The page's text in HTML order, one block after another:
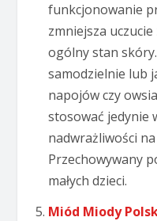
funkcjonowanie
zmniejsza
ogólny stan
samodzielnie lub
napojów czy
stosować jedynie
nadwrażliwości
Przechowywany
małych dzieci.
Miód Miody